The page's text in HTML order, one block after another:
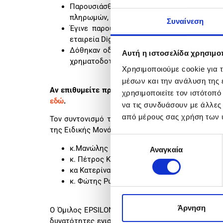
Συναίνεση
Αυτή η ιστοσελίδα
Χρησιμοποιούμε cookie για
μέσων και την ανάλυση της
χρησιμοποιείτε τον
να τις συνδυάσουν με
από μέρους σας χρήση των
συγκατάθεσηςΑναγκαία
Άρνηση
Παρουσιάσθηκαν εξιδεικευμένες λύσεις
πληρωμών, οι οποίες προσφέρονται από τον
Έγινε παρουσίαση των υπηρεσιών
εταιρεία Digital4U.
Δόθηκαν οδηγίες σχετικά με τα βασικά
χρηματοδοτικά εργαλεία που μπορούν να
Αν επιθυμείτε πρόσθετη πληροφόρηση για τα
εδώ.
Τον συντονισμό της Ημερίδας ανέλαβε η κα
της Ειδικής Μονάδας του Ομίλου EPSILON NET και
κ.Μανώλης Κουτελιάς, Διευθυντής
κ. Πέτρος Κοραλής, Sales Director του
κα Κατερίνα Αρνέλλου, Operations Director
κ. Φώτης Ρωμούδης, Διευθυντής Ανάπτυξης
O Όμιλος EPSILON NET, με στόχο την συνεχή
δυνατότητες ενισχύσεων και επιδοτήσεων για